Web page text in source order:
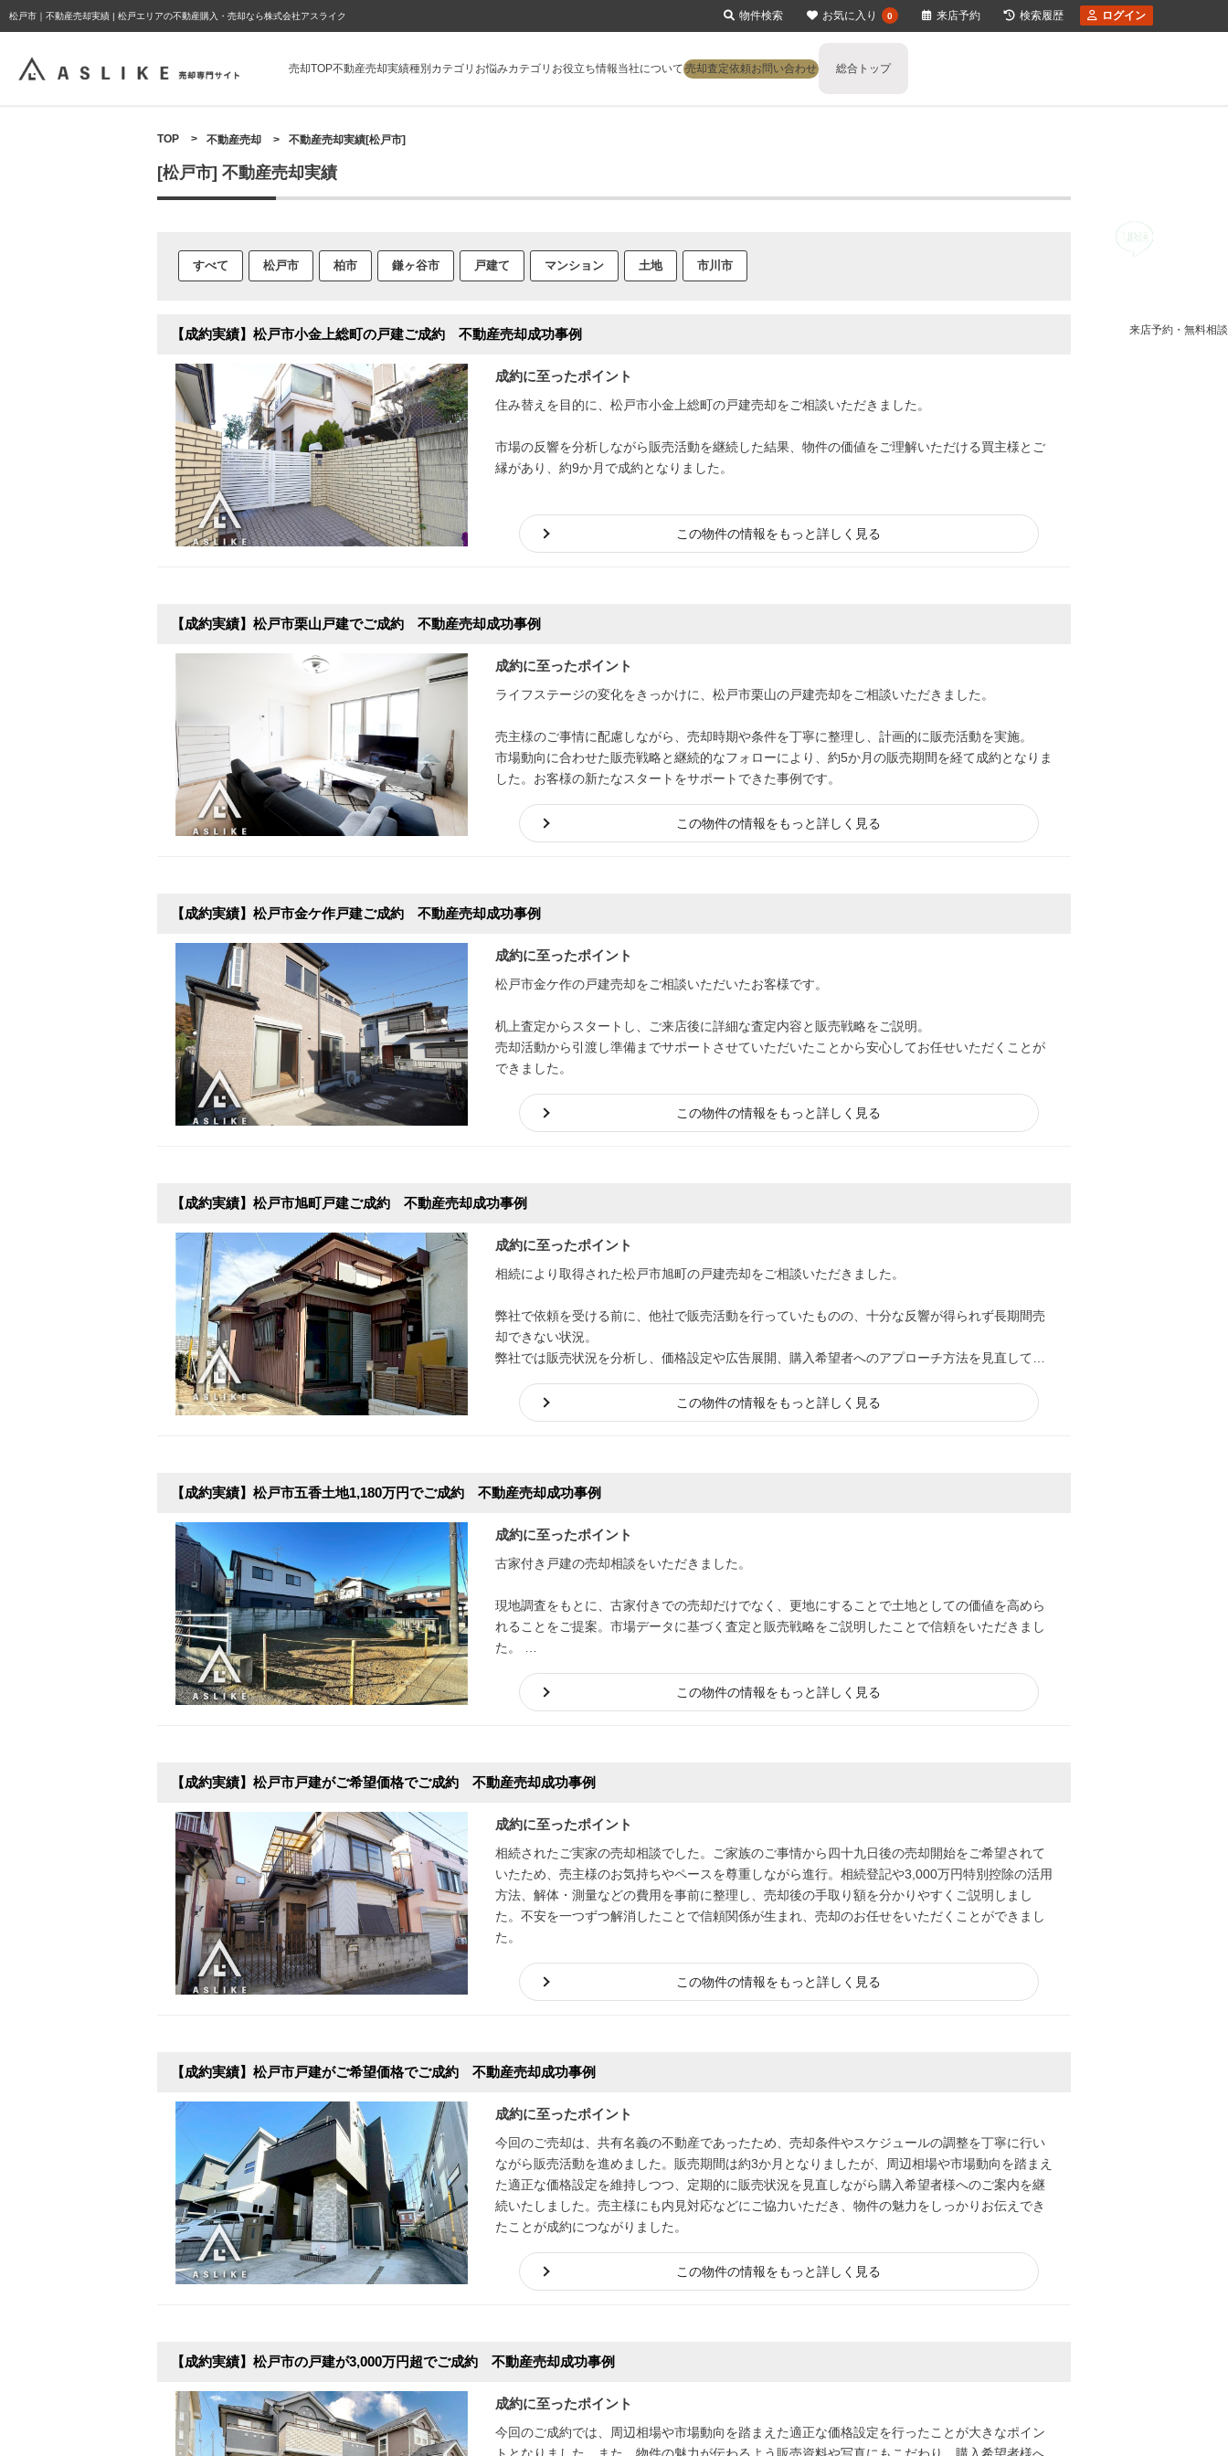
松戸市｜不動産売却実績 | 松戸エリアの不動産購入・売却なら株式会社アスライク
売却TOP不動産売却実績種別カテゴリ お悩みカテゴリ お役立ち情報当社について 売却査定依頼お問い合わせ 総合トップ
来店予約・無料相談
TOP > 不動産売却 > 不動産売却実績[松戸市]
[松戸市] 不動産売却実績
すべて 松戸市 柏市 鎌ヶ谷市 戸建て マンション 土地 市川市
【成約実績】松戸市小金上総町の戸建ご成約 不動産売却成功事例
成約に至ったポイント
住み替えを目的に、松戸市小金上総町の戸建売却をご相談いただきました。
市場の反響を分析しながら販売活動を継続した結果、物件の価値をご理解いただける買主様とご
縁があり、約9か月で成約となりました。
この物件の情報をもっと詳しく見る
【成約実績】松戸市栗山戸建でご成約 不動産売却成功事例
成約に至ったポイント
ライフステージの変化をきっかけに、松戸市栗山の戸建売却をご相談いただきました。
売主様のご事情に配慮しながら、売却時期や条件を丁寧に整理し、計画的に販売活動を実施。
市場動向に合わせた販売戦略と継続的なフォローにより、約5か月の販売期間を経て成約となりま
した。お客様の新たなスタートをサポートできた事例です。
この物件の情報をもっと詳しく見る
【成約実績】松戸市金ケ作戸建ご成約 不動産売却成功事例
成約に至ったポイント
松戸市金ケ作の戸建売却をご相談いただいたお客様です。
机上査定からスタートし、ご来店後に詳細な査定内容と販売戦略をご説明。
売却活動から引渡し準備までサポートさせていただいたことから安心してお任せいただくことが
できました。
この物件の情報をもっと詳しく見る
【成約実績】松戸市旭町戸建ご成約 不動産売却成功事例
成約に至ったポイント
相続により取得された松戸市旭町の戸建売却をご相談いただきました。
弊社で依頼を受ける前に、他社で販売活動を行っていたものの、十分な反響が得られず長期間売
却できない状況。
弊社では販売状況を分析し、価格設定や広告展開、購入希望者へのアプローチ方法を見直して販
ました。
この物件の情報をもっと詳しく見る
【成約実績】松戸市五香土地1,180万円でご成約 不動産売却成功事例
成約に至ったポイント
古家付き戸建の売却相談をいただきました。
現地調査をもとに、古家付きでの売却だけでなく、更地にすることで土地としての価値を高めら
れることをご提案。市場データに基づく査定と販売戦略をご説明したことで信頼をいただきまし
た。
また、解体や残置物撤去などをワンストップで対応できる体制をご案内し、売主様の手間や負担
を軽減できたことも評価され、売却をお任せいただくこととなりました。
この物件の情報をもっと詳しく見る
【成約実績】松戸市戸建がご希望価格でご成約 不動産売却成功事例
成約に至ったポイント
相続されたご実家の売却相談でした。ご家族のご事情から四十九日後の売却開始をご希望されて
いたため、売主様のお気持ちやペースを尊重しながら進行。相続登記や3,000万円特別控除の活用
方法、解体・測量などの費用を事前に整理し、売却後の手取り額を分かりやすくご説明しまし
た。不安を一つずつ解消したことで信頼関係が生まれ、売却のお任せをいただくことができまし
た。
この物件の情報をもっと詳しく見る
【成約実績】松戸市戸建がご希望価格でご成約 不動産売却成功事例
成約に至ったポイント
今回のご売却は、共有名義の不動産であったため、売却条件やスケジュールの調整を丁寧に行い
ながら販売活動を進めました。販売期間は約3か月となりましたが、周辺相場や市場動向を踏まえ
た適正な価格設定を維持しつつ、定期的に販売状況を見直しながら購入希望者様へのご案内を継
続いたしました。売主様にも内見対応などにご協力いただき、物件の魅力をしっかりお伝えでき
たことが成約につながりました。
この物件の情報をもっと詳しく見る
【成約実績】松戸市の戸建が3,000万円超でご成約 不動産売却成功事例
成約に至ったポイント
今回のご成約では、周辺相場や市場動向を踏まえた適正な価格設定を行ったことが大きなポイン
トとなりました。また、物件の魅力が伝わるよう販売資料や写真にもこだわり、購入希望者様へ
物件検索 お気に入り 0 来店予約 検索履歴 ログイン